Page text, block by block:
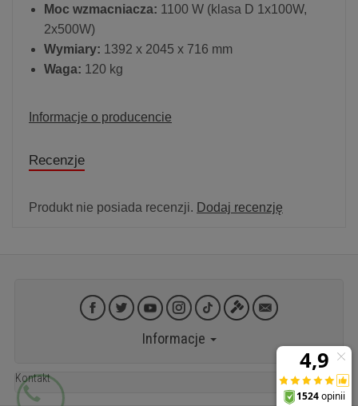
Moc wzmacniacza: 1100 W (klasa D 1x100W,
2x500W)
Wymiary: 1392 x 2045 x 716 mm
Waga: 120 kg
Informacje o producencie
Recenzje
Produkt nie posiada recenzji. Dodaj recenzję
Informacje
Kontakt